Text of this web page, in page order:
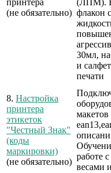
принтера
(не обязательно)
(ЛПМ). В
флакон
30мл,
и
печати
8. Настройка
принтера
этикеток
"Честный Знак"
(коды
маркировки)
(не обязательно)
макетов
работе
весами